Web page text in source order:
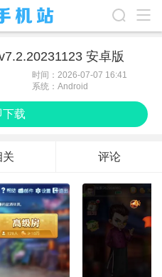
行榜
游戏
应用
使用
攻略
安卓版
时间：2026-07-07 16:41
系统：Android
下载
关 评论